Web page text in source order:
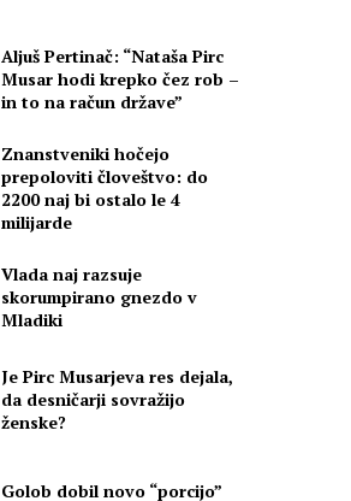
Aljuš Pertinač: “Nataša Pirc
Musar hodi krepko čez rob –
in to na račun države”
Znanstveniki hočejo
prepoloviti človeštvo: do
2200 naj bi ostalo le 4
milijarde
Vlada naj razsuje
skorumpirano gnezdo v
Mladiki
Je Pirc Musarjeva res dejala,
da desničarji sovražijo
ženske?
Golob dobil novo “porcijo”